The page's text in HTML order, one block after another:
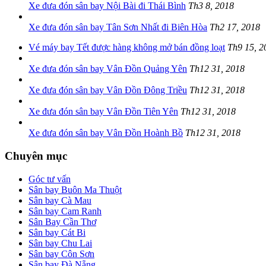
Xe đưa đón sân bay Nội Bài đi Thái Bình Th3 8, 2018
Xe đưa đón sân bay Tân Sơn Nhất đi Biên Hòa Th2 17, 2018
Vé máy bay Tết được hàng không mở bán đồng loạt Th9 15,
Xe đưa đón sân bay Vân Đồn Quảng Yên Th12 31, 2018
Xe đưa đón sân bay Vân Đồn Đông Triều Th12 31, 2018
Xe đưa đón sân bay Vân Đồn Tiên Yên Th12 31, 2018
Xe đưa đón sân bay Vân Đồn Hoành Bồ Th12 31, 2018
Chuyên mục
Góc tư vấn
Sân bay Buôn Ma Thuột
Sân bay Cà Mau
Sân bay Cam Ranh
Sân Bay Cần Thơ
Sân bay Cát Bi
Sân bay Chu Lai
Sân bay Côn Sơn